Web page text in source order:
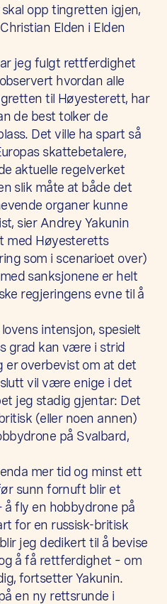
opp tingretten igjen,
Elden i Elden
jeg fulgt rettferdighet
hvordan alle
til Høyesterett, har
de best tolker de
Det ville ha spart så
skattebetalere,
aktuelle regelverket
slik måte at både det
organer kunne
sier Andrey Yakunin
med Høyesteretts
som i scenarioet over)
sanksjonene er helt
regjeringens evne til å
intensjon, spesielt
grad kan være i strid
er overbevist om at det
vil være enige i det
jeg stadig gjentar: Det
(eller noen annen)
på Svalbard,
mer tid og minst ett
sunn fornuft blir et
fly en hobbydrone på
for en russisk-britisk
jeg dedikert til å bevise
å få rettferdighet – om
fortsetter Yakunin.
en ny rettsrunde i